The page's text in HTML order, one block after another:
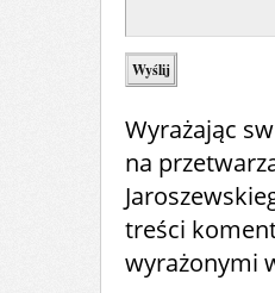
Wyrażając
na
treści
wyrażonymi